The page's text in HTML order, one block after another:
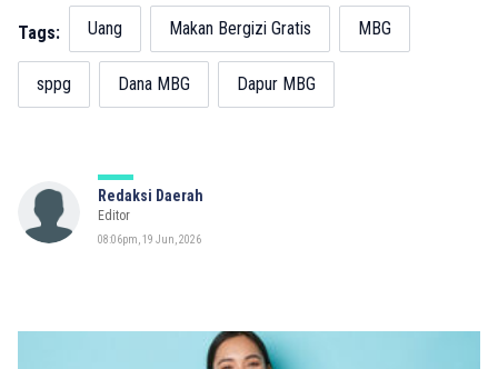
Tags: Uang Makan Bergizi Gratis MBG
sppg Dana MBG Dapur MBG
Redaksi Daerah
Editor
08:06pm, 19 Jun, 2026